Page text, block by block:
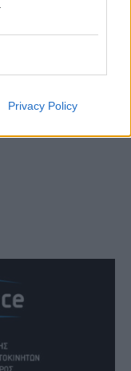
Privacy Policy